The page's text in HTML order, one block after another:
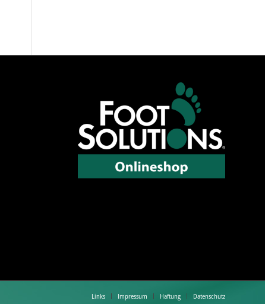
Links Impressum Haftung Datenschutz